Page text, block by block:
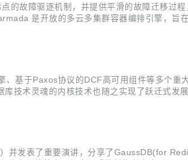
故障驱逐机制，并提供平滑的故障迁移过程
是开放的多云多集群容器编排引擎，旨
基于Paxos协议的DCF高可用组件等多个重
技术灵魂的内核技术也随之实现了跃迁式发
发表了重要演讲，分享了GaussDB(for